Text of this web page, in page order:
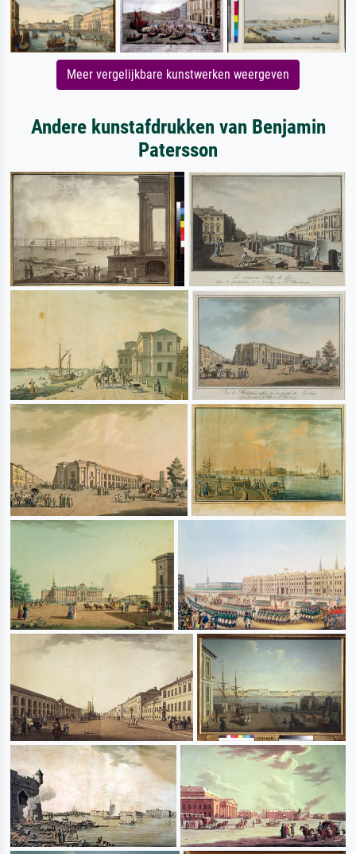
Meer vergelijkbare kunstwerken weergeven
Andere kunstafdrukken van Benjamin
Patersson